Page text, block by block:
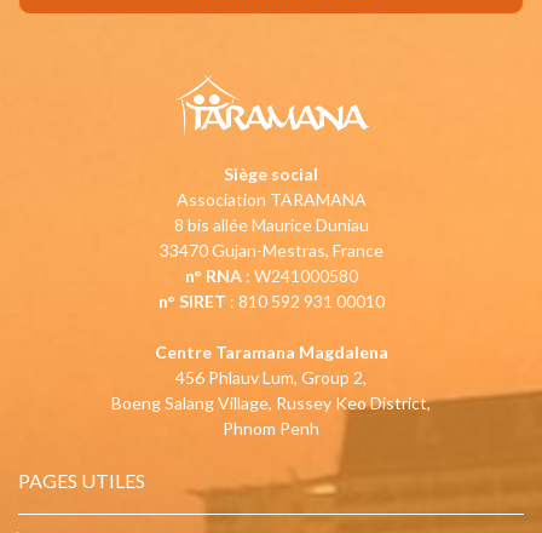
Siège social
Association TARAMANA
8 bis allée Maurice Duniau
33470 Gujan-Mestras, France
n° RNA: W241000580
n° SIRET : 810 592 931 00010
Centre Taramana Magdalena
456 Phlauv Lum, Group 2,
Boeng Salang Village, Russey Keo District,
Phnom Penh
PAGES UTILES